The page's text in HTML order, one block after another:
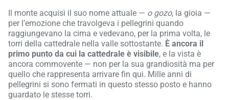
Il monte acquisì il suo nome attuale — o gozo, la gioia —
per l’emozione che travolgeva i pellegrini quando
raggiungevano la cima e vedevano, per la prima volta, le
torri della cattedrale nella valle sottostante. È ancora il
primo punto da cui la cattedrale è visibile, e la vista è
ancora commovente — non per la sua grandiosità ma per
quello che rappresenta arrivare fin qui. Mille anni di
pellegrini si sono fermati in questo stesso posto e hanno
guardato le stesse torri.